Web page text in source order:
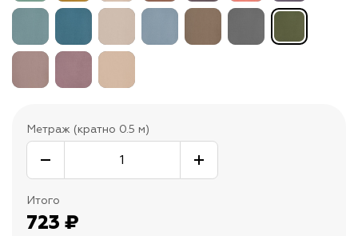
Метраж (кратно 0.5 м)
Итого
723 ₽